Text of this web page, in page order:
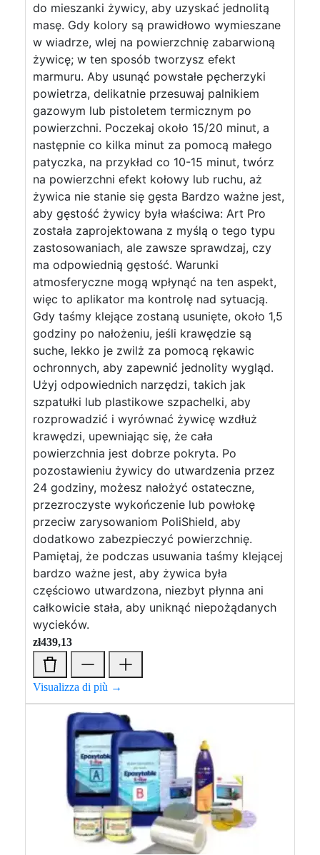
do mieszanki żywicy, aby uzyskać jednolitą
masę. Gdy kolory są prawidłowo wymieszane
w wiadrze, wlej na powierzchnię zabarwioną
żywicę; w ten sposób tworzysz efekt
marmuru. Aby usunąć powstałe pęcherzyki
powietrza, delikatnie przesuwaj palnikiem
gazowym lub pistoletem termicznym po
powierzchni. Poczekaj około 15/20 minut, a
następnie co kilka minut za pomocą małego
patyczka, na przykład co 10-15 minut, twórz
na powierzchni efekt kołowy lub ruchu, aż
żywica nie stanie się gęsta Bardzo ważne jest,
aby gęstość żywicy była właściwa: Art Pro
została zaprojektowana z myślą o tego typu
zastosowaniach, ale zawsze sprawdzaj, czy
ma odpowiednią gęstość. Warunki
atmosferyczne mogą wpłynąć na ten aspekt,
więc to aplikator ma kontrolę nad sytuacją.
Gdy taśmy klejące zostaną usunięte, około 1,5
godziny po nałożeniu, jeśli krawędzie są
suche, lekko je zwilż za pomocą rękawic
ochronnych, aby zapewnić jednolity wygląd.
Użyj odpowiednich narzędzi, takich jak
szpatułki lub plastikowe szpachelki, aby
rozprowadzić i wyrównać żywicę wzdłuż
krawędzi, upewniając się, że cała
powierzchnia jest dobrze pokryta. Po
pozostawieniu żywicy do utwardzenia przez
24 godziny, możesz nałożyć ostateczne,
przezroczyste wykończenie lub powłokę
przeciw zarysowaniom PoliShield, aby
dodatkowo zabezpieczyć powierzchnię.
Pamiętaj, że podczas usuwania taśmy klejącej
bardzo ważne jest, aby żywica była
częściowo utwardzona, niezbyt płynna ani
całkowicie stała, aby uniknąć niepożądanych
wycieków.
zł439,13
Visualizza di più →